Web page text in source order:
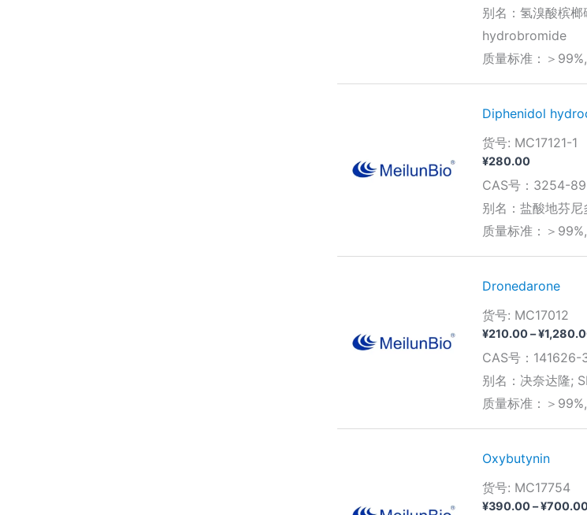
别名：氢溴酸槟
hydrobromide
质量标准：＞
Diphenidol
货号: MC17121-1
¥280.00
CAS号：3254-
别名：盐酸地芬
质量标准：＞
Dronedarone
货号: MC17012
¥210.00–¥
CAS号：141626-
别名：决奈达隆;
质量标准：＞
Oxybutynin
货号: MC17754
¥390.00–¥